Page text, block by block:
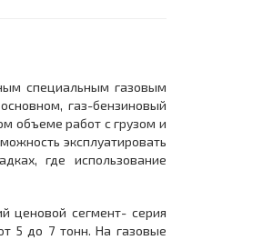
специальным газовым
газ-бензиновый
объеме работ с грузом и
эксплуатировать
где использование
ценовой сегмент- серия
5 до 7 тонн. На газовые